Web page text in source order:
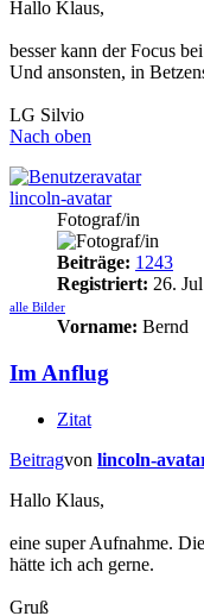
Hallo Klaus,
besser kann der Focus
Und ansonsten, in
LG Silvio
Nach oben
lincoln-avatar
Fotograf/in
Beiträge: 1243
Registriert: 26.
alle Bilder
Vorname: Bernd
Im Anflug
Zitat
Beitragvon lincoln-
Hallo Klaus,
eine super Aufnahme.
hätte ich ach gerne.
Gruß